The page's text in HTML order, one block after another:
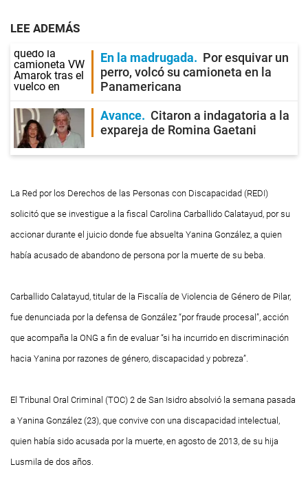
LEE ADEMÁS
En la madrugada
Por esquivar un
perro, volcó su camioneta en la
Panamericana
Avance
Citaron a indagatoria a la
expareja de Romina Gaetani
La Red por los Derechos de las Personas con Discapacidad (REDI)
solicitó que se investigue a la fiscal Carolina Carballido Calatayud, por su
accionar durante el juicio donde fue absuelta Yanina González, a quien
había acusado de abandono de persona por la muerte de su beba.
Carballido Calatayud, titular de la Fiscalía de Violencia de Género de Pilar,
fue denunciada por la defensa de González “por fraude procesal”, acción
que acompaña la ONG a fin de evaluar “si ha incurrido en discriminación
hacia Yanina por razones de género, discapacidad y pobreza”.
El Tribunal Oral Criminal (TOC) 2 de San Isidro absolvió la semana pasada
a Yanina González (23), que convive con una discapacidad intelectual,
quien había sido acusada por la muerte, en agosto de 2013, de su hija
Lusmila de dos años.